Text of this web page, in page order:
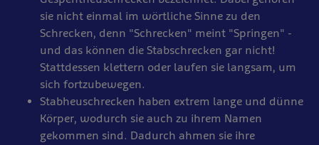
sie nicht einmal im wörtliche Sinne zu den
Schrecken, denn "Schrecken" meint "Springen" -
und das können die Stabschrecken gar nicht!
Stattdessen klettern oder laufen sie langsam, um
sich fortzubewegen.
Stabheuschrecken haben extrem lange und dünne
Körper, wodurch sie auch zu ihrem Namen
gekommen sind. Dadurch ahmen sie ihre